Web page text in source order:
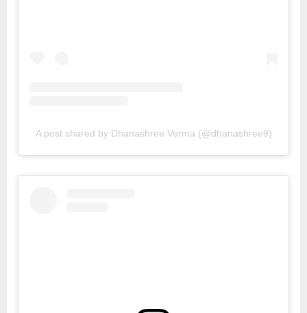
A post shared by Dhanashree Verma (@dhanashree9)